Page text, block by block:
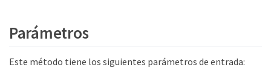
Parámetros
Este método tiene los siguientes parámetros de entrada: